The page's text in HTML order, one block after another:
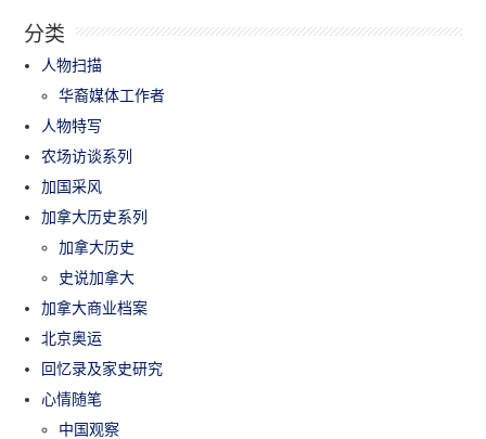
分类
人物扫描
华裔媒体工作者
人物特写
农场访谈系列
加国采风
加拿大历史系列
加拿大历史
史说加拿大
加拿大商业档案
北京奥运
回忆录及家史研究
心情随笔
中国观察